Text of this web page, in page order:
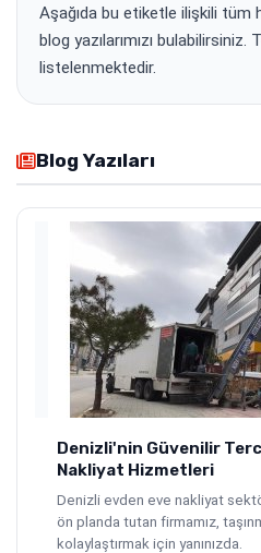
Aşağıda bu etiketle ilişkili tüm
blog yazılarımızı bulabilirsiniz.
listelenmektedir.
Blog Yazıları
Denizli'nin Güvenilir
Nakliyat Hizmetleri
Denizli evden eve nakliyat
ön planda tutan firmamız,
kolaylaştırmak için yanınızda.